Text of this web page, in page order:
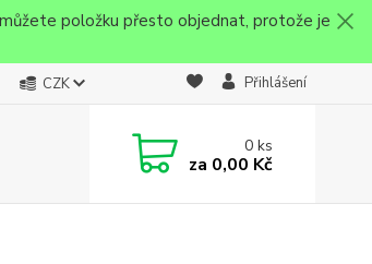
položku přesto objednat, protože je
CZK Přihlášení
0ks
za 0,00 Kč